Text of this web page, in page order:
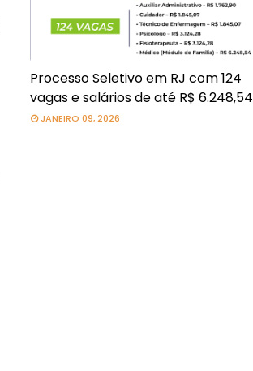
Processo Seletivo em RJ com 124
vagas e salários de até R$ 6.248,54
JANEIRO 09, 2026